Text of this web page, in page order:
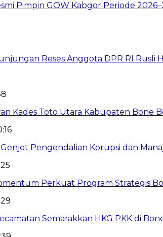
Pimpin GOW Kabgor Periode
Reses Anggota DPR RI Rusli
Kades Toto Utara Kabupaten Bone
Pengendalian Korupsi dan
Perkuat Program Strategis
Semarakkan HKG PKK di